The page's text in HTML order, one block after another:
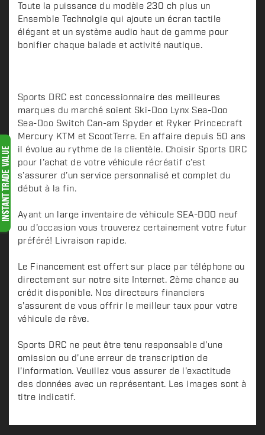
c
r
i
p
o
n
Toute la puissance du modèle 230 ch plus un
Ensemble Technolgie qui ajoute un écran tactile
élégant et un système audio haut de gamme pour
bonifier chaque balade et activité nautique.
Sports DRC est concessionnaire des meilleures
marques du marché soient Ski-Doo Lynx Sea-Doo
Sea-Doo Switch Can-am Spyder et Ryker Princecraft
Mercury KTM et ScootTerre. En affaire depuis 50 ans
il évolue au rythme de la clientèle. Choisir Sports DRC
pour l’achat de votre véhicule récréatif c’est
s’assurer d’un service personnalisé et complet du
début à la fin.
Ayant un large inventaire de véhicule SEA-DOO neuf
ou d'occasion vous trouverez certainement votre futur
préféré! Livraison rapide.
Le Financement est offert sur place par téléphone ou
directement sur notre site Internet. 2ème chance au
crédit disponible. Nos directeurs financiers
s'assurent de vous offrir le meilleur taux pour votre
véhicule de rêve.
Sports DRC ne peut être tenu responsable d'une
omission ou d'une erreur de transcription de
l'information. Veuillez vous assurer de l'exactitude
des données avec un représentant. Les images sont à
titre indicatif.